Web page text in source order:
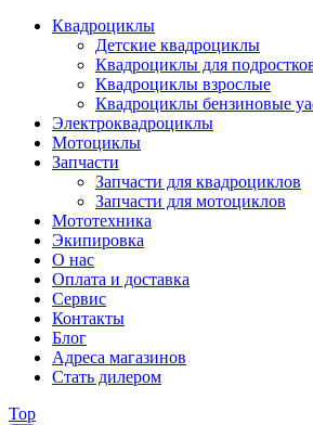
Квадроциклы
Детские квадроциклы
Квадроциклы для
Квадроциклы взрослые
Квадроциклы бензиновые
Электроквадроциклы
Мотоциклы
Запчасти
Запчасти для квадроциклов
Запчасти для мотоциклов
Мототехника
Экипировка
О нас
Оплата и доставка
Сервис
Контакты
Блог
Адреса магазинов
Стать дилером
Top